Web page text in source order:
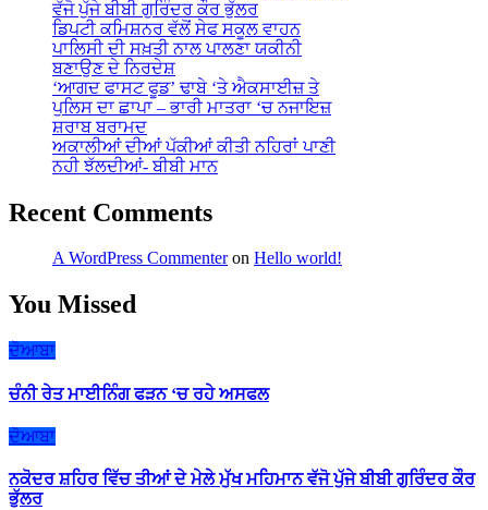
ਵੱਜੋ ਪੁੱਜੇ ਬੀਬੀ ਗੁਰਿੰਦਰ ਕੌਰ ਭੁੱਲਰ
ਡਿਪਟੀ ਕਮਿਸ਼ਨਰ ਵੱਲੋਂ ਸੇਫ ਸਕੂਲ ਵਾਹਨ
ਪਾਲਿਸੀ ਦੀ ਸਖ਼ਤੀ ਨਾਲ ਪਾਲਣਾ ਯਕੀਨੀ
ਬਣਾਉਣ ਦੇ ਨਿਰਦੇਸ਼
‘ਆਗਦ ਫਾਸਟ ਫੂਡ’ ਢਾਬੇ ‘ਤੇ ਐਕਸਾਈਜ਼ ਤੇ
ਪੁਲਿਸ ਦਾ ਛਾਪਾ – ਭਾਰੀ ਮਾਤਰਾ ‘ਚ ਨਜਾਇਜ਼
ਸ਼ਰਾਬ ਬਰਾਮਦ
ਅਕਾਲੀਆਂ ਦੀਆਂ ਪੱਕੀਆਂ ਕੀਤੀ ਨਹਿਰਾਂ ਪਾਣੀ
ਨਹੀ ਝੱਲਦੀਆਂ- ਬੀਬੀ ਮਾਨ
Recent Comments
A WordPress Commenteron Hello world!
You Missed
ਦੋਆਬਾ
ਚੰਨੀ ਰੇਤ ਮਾਈਨਿੰਗ ਫੜਨ ‘ਚ ਰਹੇ ਅਸਫਲ
ਦੋਆਬਾ
ਨਕੋਦਰ ਸ਼ਹਿਰ ਵਿੱਚ ਤੀਆਂ ਦੇ ਮੇਲੇ ਮੁੱਖ ਮਹਿਮਾਨ ਵੱਜੋ ਪੁੱਜੇ ਬੀਬੀ ਗੁਰਿੰਦਰ ਕੌਰ
ਭੁੱਲਰ